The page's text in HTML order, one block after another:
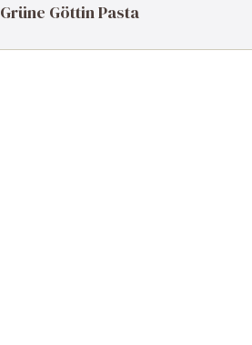
Grüne Göttin Pasta